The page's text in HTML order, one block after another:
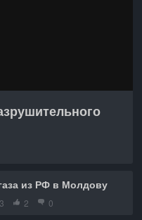
из РФ в Молдову
2 0